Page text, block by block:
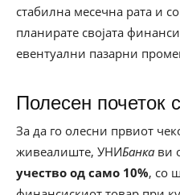
стабилна месечна рата и
планирате својата
евентуални пазарни
Полесен почеток
За да го олесни првиот
живеалиште, УНИБанка ви
учество од само 10%, со